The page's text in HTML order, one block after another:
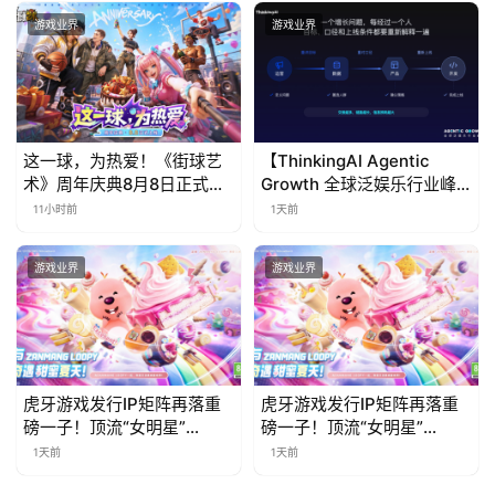
游戏业界
这一球，为热爱！《街球艺
术》周年庆典8月8日正式上
线，多重福利与全新内容同
11小时前
游戏业界
【ThinkingAI Agentic
Growth 全球泛娱乐行业峰
会】Agent 时代，人到底负
1天前
游戏业界
虎牙游戏发行IP矩阵再落重
磅一子！顶流“女明星”
ZANMANG LOOPY 正版3D
1天前
游戏业界
虎牙游戏发行IP矩阵再落重
磅一子！顶流“女明星”
ZANMANG LOOPY 正版3D
1天前